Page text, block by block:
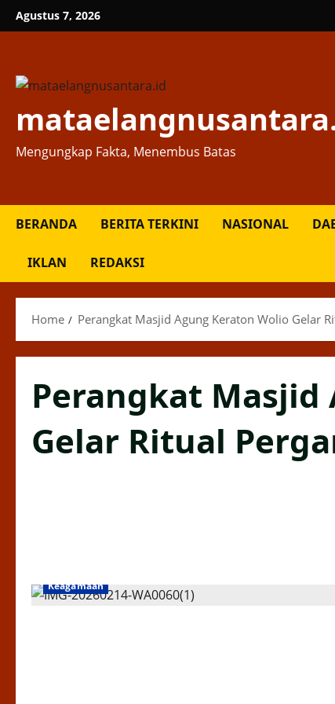
Skip
to
Agustus 7, 2026
Mengungkap Fakta, Menembus Batas
BERANDA BERITA TERKINI NASIONAL
IKLAN REDAKSI
Home Perangkat Masjid Agung Keraton Wolio Gelar
Perangkat Masjid
Gelar Ritual
Keagamaan